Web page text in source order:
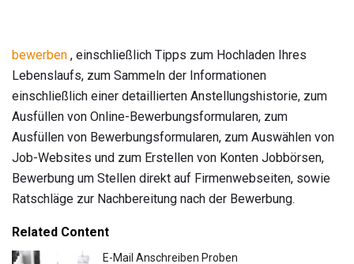
bewerben , einschließlich Tipps zum Hochladen Ihres
Lebenslaufs, zum Sammeln der Informationen
einschließlich einer detaillierten Anstellungshistorie, zum
Ausfüllen von Online-Bewerbungsformularen, zum
Ausfüllen von Bewerbungsformularen, zum Auswählen von
Job-Websites und zum Erstellen von Konten Jobbörsen,
Bewerbung um Stellen direkt auf Firmenwebseiten, sowie
Ratschläge zur Nachbereitung nach der Bewerbung.
Related Content
E-Mail Anschreiben Proben